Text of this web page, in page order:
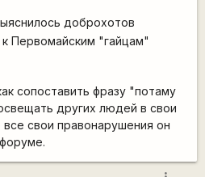
доброхотов
Первомайским "гайцам"
сопоставить фразу "потаму
других людей в свои
свои правонарушения он